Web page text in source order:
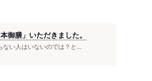
御膳」いただきました。
ない人はいないのでは？と...